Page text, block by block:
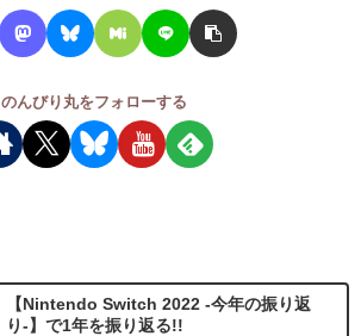
のんびり丸をフォローする
【Nintendo Switch 2022 -今年の振り返
り-】で1年を振り返る!!